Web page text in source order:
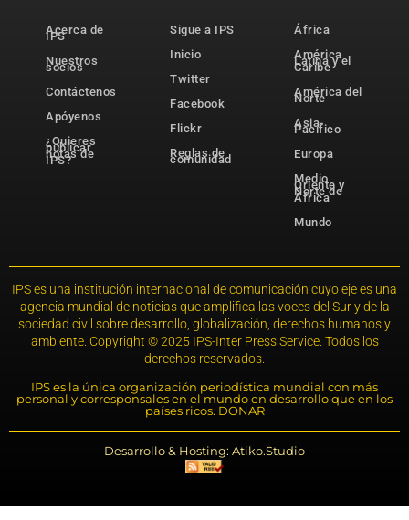
Acerca de
IPS
Nuestros
socios
Contáctenos
Apóyenos
¿Quieres
publicar
notas de
IPS?
Sigue a IPS
Inicio
Twitter
Facebook
Flickr
Reglas de
comunidad
África
América
Latina y el
Caribe
América del
Norte
Asia-
Pacífico
Europa
Medio
Oriente y
Norte de
África
Mundo
IPS es una institución internacional de comunicación cuyo eje es una
agencia mundial de noticias que amplifica las voces del Sur y de la
sociedad civil sobre desarrollo, globalización, derechos humanos y
ambiente. Copyright © 2025 IPS-Inter Press Service. Todos los
derechos reservados.
IPS es la única organización periodística mundial con más
personal y corresponsales en el mundo en desarrollo que en los
países ricos. DONAR
Desarrollo & Hosting: Atiko.Studio